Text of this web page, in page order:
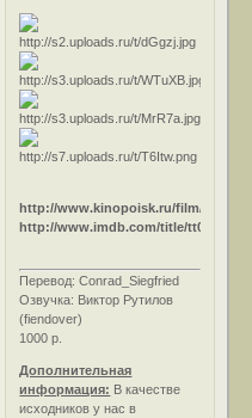
http://www.kinopoisk.ru/film/29647/
http://www.imdb.com/title/tt0053716/
Перевод: Conrad_Siegfried
Озвучка: Виктор Рутилов
(fiendover)
1000 р.
Дополнительная
информация: В качестве
исходников у нас в